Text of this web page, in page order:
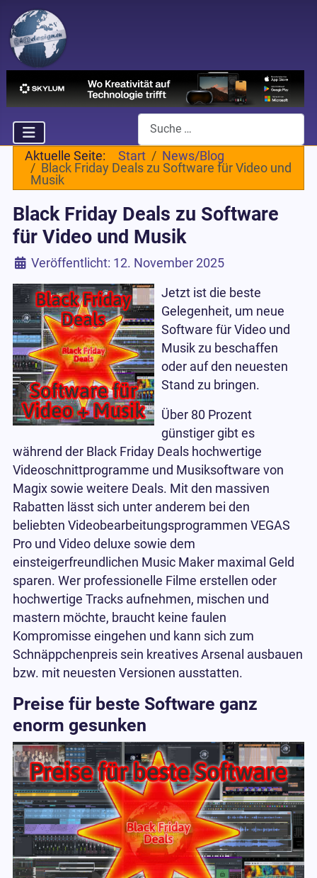
Suchen
Aktuelle Seite: Start
News/Blog
Black Friday Deals zu Software für Video und
Musik
Black Friday Deals zu Software
für Video und Musik
Details
Veröffentlicht: 12. November 2025
Jetzt ist die beste
Gelegenheit, um neue
Software für Video und
Musik zu beschaffen
oder auf den neuesten
Stand zu bringen.
Über 80 Prozent
günstiger gibt es
während der Black Friday Deals hochwertige
Videoschnittprogramme und Musiksoftware von
Magix sowie weitere Deals. Mit den massiven
Rabatten lässt sich unter anderem bei den
beliebten Videobearbeitungsprogrammen VEGAS
Pro und Video deluxe sowie dem
einsteigerfreundlichen Music Maker maximal Geld
sparen. Wer professionelle Filme erstellen oder
hochwertige Tracks aufnehmen, mischen und
mastern möchte, braucht keine faulen
Kompromisse eingehen und kann sich zum
Schnäppchenpreis sein kreatives Arsenal ausbauen
bzw. mit neuesten Versionen ausstatten.
Preise für beste Software ganz
enorm gesunken